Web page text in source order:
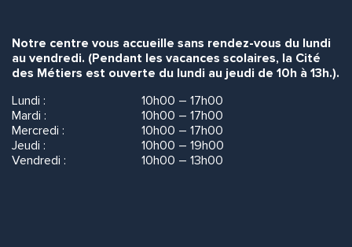
Notre centre vous accueille sans rendez-vous du lundi
au vendredi. (Pendant les vacances scolaires, la Cité
des Métiers est ouverte du lundi au jeudi de 10h à 13h.).
Lundi :
10h00 – 17h00
Mardi :
10h00 – 17h00
Mercredi :
10h00 – 17h00
Jeudi :
10h00 – 19h00
Vendredi :
10h00 – 13h00